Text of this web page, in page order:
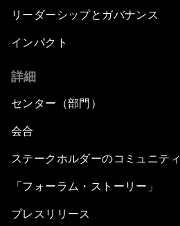
リーダーシップとガバナンス
インパクト
詳細
センター（部門）
会合
ステークホルダーのコミュニティ
「フォーラム・ストーリー」
プレスリリース